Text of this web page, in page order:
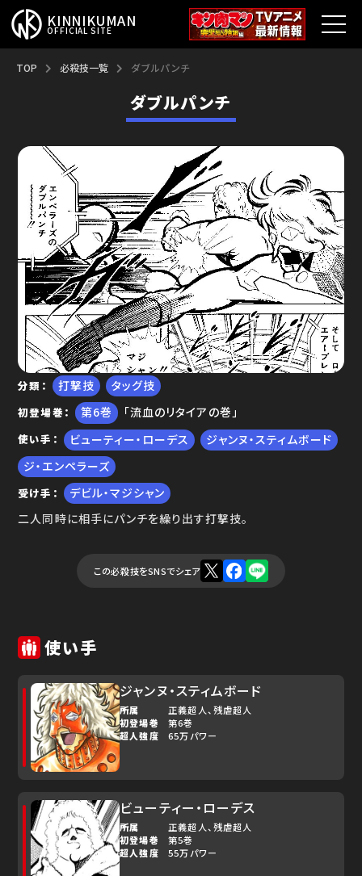
KINNIKUMAN
OFFICIAL SITE
TOP
最新情報
アニメ
コミックス
特集
超人総選挙
新超人募集
ゆで問答
TOP 必殺技一覧 ダブルパンチ
ダブルパンチ
分類 打撃技 タッグ技
初登場巻 6 「流血のリタイアの巻」
使い手 ビューティー・ローデス
ジャンヌ・スティムボード
ジ・エンペラーズ
受け手
デビル・マジシャン
二人同時に相手にパンチを繰り出す打撃技。
この必殺技をSNSでシェア
使い手
ジャンヌ・スティムボード
所属 正義超人
残虐超人
初登場巻
第6巻
超人強度
65万パワー
ビューティー・ローデス
所属 正義超人
残虐超人
初登場巻
第5巻
超人強度
55万パワー